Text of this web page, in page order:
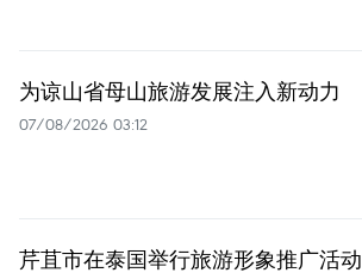
为谅山省母山旅游发展注入新动力
07/08/2026 03:12
芹苴市在泰国举行旅游形象推广活动